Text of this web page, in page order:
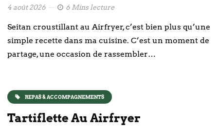
4 août 2026 6 Mins lecture
Seitan croustillant au Airfryer, c’est bien plus qu’une
simple recette dans ma cuisine. C’est un moment de
partage, une occasion de rassembler…
REPAS & ACCOMPAGNEMENTS
Tartiflette Au Airfryer